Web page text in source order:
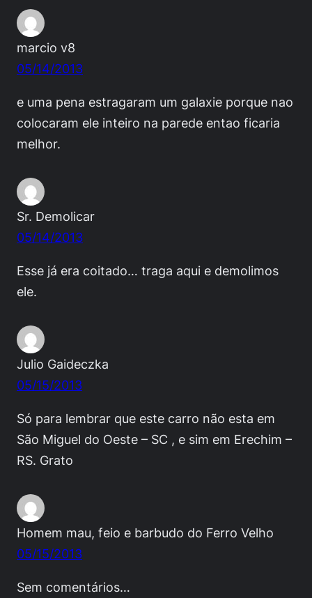
marcio v8
05/14/2013
e uma pena estragaram um galaxie porque nao
colocaram ele inteiro na parede entao ficaria
melhor.
Sr. Demolicar
05/14/2013
Esse já era coitado… traga aqui e demolimos
ele.
Julio Gaideczka
05/15/2013
Só para lembrar que este carro não esta em
São Miguel do Oeste – SC , e sim em Erechim –
RS. Grato
Homem mau, feio e barbudo do Ferro Velho
05/15/2013
Sem comentários…